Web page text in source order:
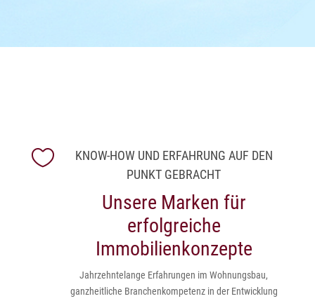

KNOW-HOW UND ERFAHRUNG AUF DEN
PUNKT GEBRACHT
Unsere Marken für
erfolgreiche
Immobilienkonzepte
Jahrzehntelange Erfahrungen im Wohnungsbau,
ganzheitliche Branchenkompetenz in der Entwicklung